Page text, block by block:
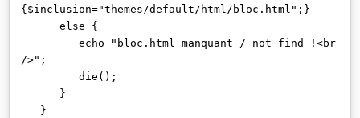
{$inclusion="themes/default/html/bloc.html";}
else {
echo "bloc.html manquant / not find !<br
/>";
die();
}
}